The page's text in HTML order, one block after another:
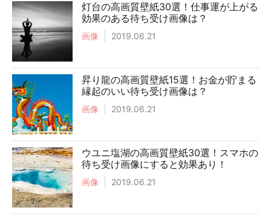
灯台の高画質壁紙30選！仕事運が上がる
効果のある待ち受け画像は？
画像 2019.06.21
昇り龍の高画質壁紙15選！お金が貯まる
縁起のいい待ち受け画像は？
画像 2019.06.21
ウユニ塩湖の高画質壁紙30選！スマホの
待ち受け画像にすると効果あり！
画像 2019.06.21